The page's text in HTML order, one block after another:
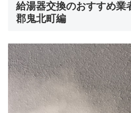
給湯器交換のおすすめ
郡鬼北町編